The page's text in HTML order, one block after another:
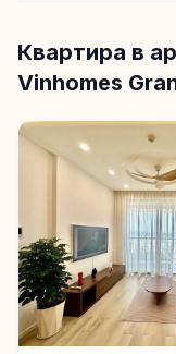
Квартира в
Vinhomes